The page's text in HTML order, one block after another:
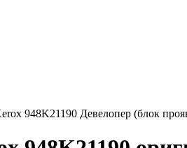
948K21190 Девелопер (блок